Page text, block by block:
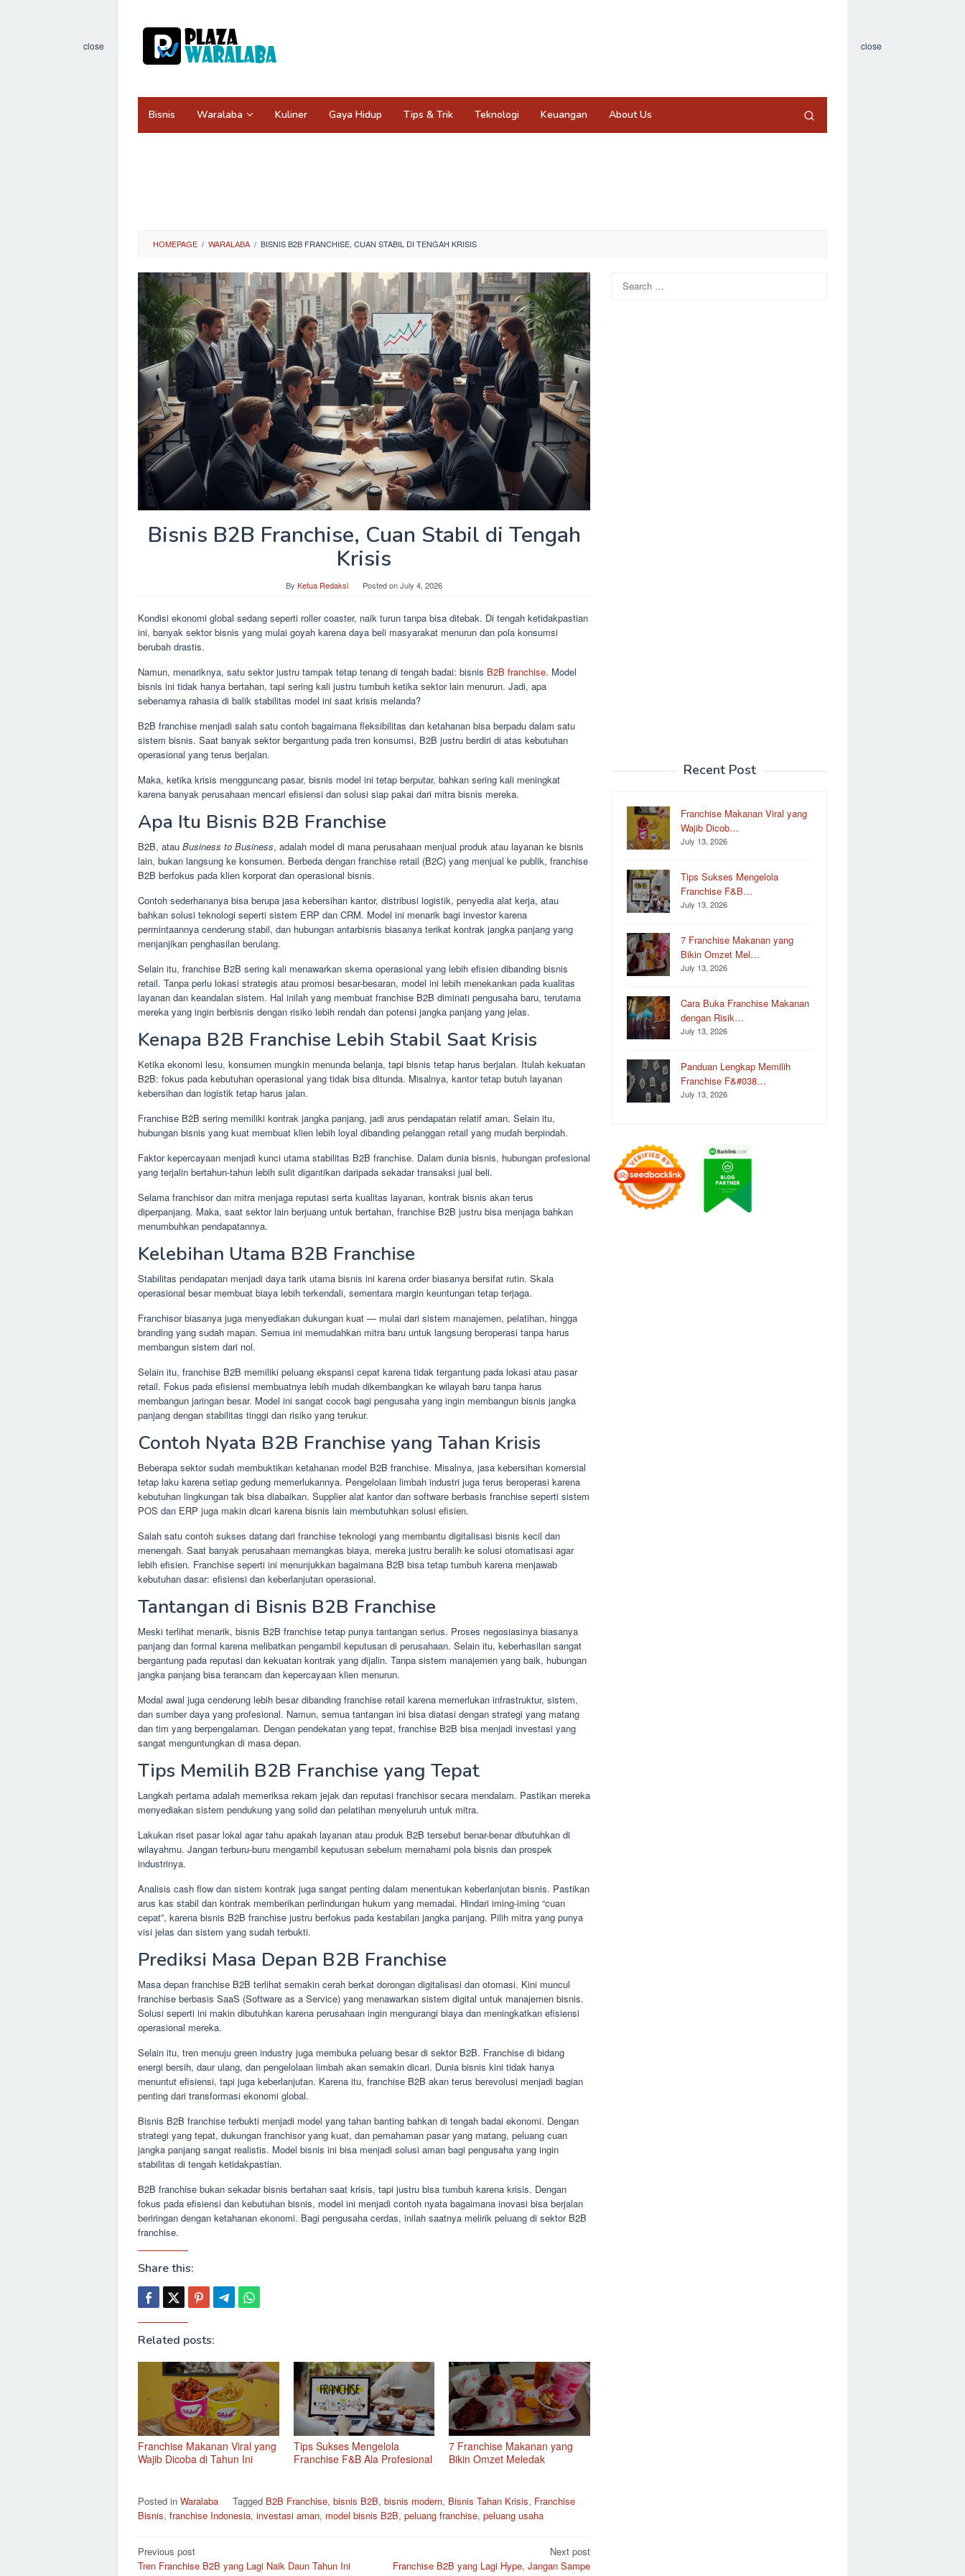
content
Bisnis Waralaba Kuliner Gaya Hidup Tips & Trik Teknologi Keuangan About Us
close close
HOMEPAGE / WARALABA / BISNIS B2B FRANCHISE, CUAN STABIL DI TENGAH KRISIS
Bisnis B2B Franchise, Cuan Stabil di Tengah
Krisis
By Ketua Redaksi Posted onJuly 4, 2026
Kondisi ekonomi global sedang seperti roller coaster, naik turun tanpa bisa ditebak. Di tengah ketidakpastian
ini, banyak sektor bisnis yang mulai goyah karena daya beli masyarakat menurun dan pola konsumsi
berubah drastis.
Namun, menariknya, satu sektor justru tampak tetap tenang di tengah badai: bisnis B2B franchise. Model
bisnis ini tidak hanya bertahan, tapi sering kali justru tumbuh ketika sektor lain menurun. Jadi, apa
sebenarnya rahasia di balik stabilitas model ini saat krisis melanda?
B2B franchise menjadi salah satu contoh bagaimana fleksibilitas dan ketahanan bisa berpadu dalam satu
sistem bisnis. Saat banyak sektor bergantung pada tren konsumsi, B2B justru berdiri di atas kebutuhan
operasional yang terus berjalan.
Maka, ketika krisis mengguncang pasar, bisnis model ini tetap berputar, bahkan sering kali meningkat
karena banyak perusahaan mencari efisiensi dan solusi siap pakai dari mitra bisnis mereka.
Apa Itu Bisnis B2B Franchise
B2B, atau Business to Business, adalah model di mana perusahaan menjual produk atau layanan ke bisnis
lain, bukan langsung ke konsumen. Berbeda dengan franchise retail (B2C) yang menjual ke publik, franchise
B2B berfokus pada klien korporat dan operasional bisnis.
Contoh sederhananya bisa berupa jasa kebersihan kantor, distribusi logistik, penyedia alat kerja, atau
bahkan solusi teknologi seperti sistem ERP dan CRM. Model ini menarik bagi investor karena
permintaannya cenderung stabil, dan hubungan antarbisnis biasanya terikat kontrak jangka panjang yang
menjanjikan penghasilan berulang.
Selain itu, franchise B2B sering kali menawarkan skema operasional yang lebih efisien dibanding bisnis
retail. Tanpa perlu lokasi strategis atau promosi besar-besaran, model ini lebih menekankan pada kualitas
layanan dan keandalan sistem. Hal inilah yang membuat franchise B2B diminati pengusaha baru, terutama
mereka yang ingin berbisnis dengan risiko lebih rendah dan potensi jangka panjang yang jelas.
Kenapa B2B Franchise Lebih Stabil Saat Krisis
Ketika ekonomi lesu, konsumen mungkin menunda belanja, tapi bisnis tetap harus berjalan. Itulah kekuatan
B2B: fokus pada kebutuhan operasional yang tidak bisa ditunda. Misalnya, kantor tetap butuh layanan
kebersihan dan logistik tetap harus jalan.
Franchise B2B sering memiliki kontrak jangka panjang, jadi arus pendapatan relatif aman. Selain itu,
hubungan bisnis yang kuat membuat klien lebih loyal dibanding pelanggan retail yang mudah berpindah.
Faktor kepercayaan menjadi kunci utama stabilitas B2B franchise. Dalam dunia bisnis, hubungan profesional
yang terjalin bertahun-tahun lebih sulit digantikan daripada sekadar transaksi jual beli.
Selama franchisor dan mitra menjaga reputasi serta kualitas layanan, kontrak bisnis akan terus
diperpanjang. Maka, saat sektor lain berjuang untuk bertahan, franchise B2B justru bisa menjaga bahkan
menumbuhkan pendapatannya.
Kelebihan Utama B2B Franchise
Stabilitas pendapatan menjadi daya tarik utama bisnis ini karena order biasanya bersifat rutin. Skala
operasional besar membuat biaya lebih terkendali, sementara margin keuntungan tetap terjaga.
Franchisor biasanya juga menyediakan dukungan kuat — mulai dari sistem manajemen, pelatihan, hingga
branding yang sudah mapan. Semua ini memudahkan mitra baru untuk langsung beroperasi tanpa harus
membangun sistem dari nol.
Selain itu, franchise B2B memiliki peluang ekspansi cepat karena tidak tergantung pada lokasi atau pasar
retail. Fokus pada efisiensi membuatnya lebih mudah dikembangkan ke wilayah baru tanpa harus
membangun jaringan besar. Model ini sangat cocok bagi pengusaha yang ingin membangun bisnis jangka
panjang dengan stabilitas tinggi dan risiko yang terukur.
Contoh Nyata B2B Franchise yang Tahan Krisis
Beberapa sektor sudah membuktikan ketahanan model B2B franchise. Misalnya, jasa kebersihan komersial
tetap laku karena setiap gedung memerlukannya. Pengelolaan limbah industri juga terus beroperasi karena
kebutuhan lingkungan tak bisa diabaikan. Supplier alat kantor dan software berbasis franchise seperti sistem
POS dan ERP juga makin dicari karena bisnis lain membutuhkan solusi efisien.
Salah satu contoh sukses datang dari franchise teknologi yang membantu digitalisasi bisnis kecil dan
menengah. Saat banyak perusahaan memangkas biaya, mereka justru beralih ke solusi otomatisasi agar
lebih efisien. Franchise seperti ini menunjukkan bagaimana B2B bisa tetap tumbuh karena menjawab
kebutuhan dasar: efisiensi dan keberlanjutan operasional.
Tantangan di Bisnis B2B Franchise
Meski terlihat menarik, bisnis B2B franchise tetap punya tantangan serius. Proses negosiasinya biasanya
panjang dan formal karena melibatkan pengambil keputusan di perusahaan. Selain itu, keberhasilan sangat
bergantung pada reputasi dan kekuatan kontrak yang dijalin. Tanpa sistem manajemen yang baik, hubungan
jangka panjang bisa terancam dan kepercayaan klien menurun.
Modal awal juga cenderung lebih besar dibanding franchise retail karena memerlukan infrastruktur, sistem,
dan sumber daya yang profesional. Namun, semua tantangan ini bisa diatasi dengan strategi yang matang
dan tim yang berpengalaman. Dengan pendekatan yang tepat, franchise B2B bisa menjadi investasi yang
sangat menguntungkan di masa depan.
Tips Memilih B2B Franchise yang Tepat
Langkah pertama adalah memeriksa rekam jejak dan reputasi franchisor secara mendalam. Pastikan mereka
menyediakan sistem pendukung yang solid dan pelatihan menyeluruh untuk mitra.
Lakukan riset pasar lokal agar tahu apakah layanan atau produk B2B tersebut benar-benar dibutuhkan di
wilayahmu. Jangan terburu-buru mengambil keputusan sebelum memahami pola bisnis dan prospek
industrinya.
Analisis cash flow dan sistem kontrak juga sangat penting dalam menentukan keberlanjutan bisnis. Pastikan
arus kas stabil dan kontrak memberikan perlindungan hukum yang memadai. Hindari iming-iming “cuan
cepat”, karena bisnis B2B franchise justru berfokus pada kestabilan jangka panjang. Pilih mitra yang punya
visi jelas dan sistem yang sudah terbukti.
Prediksi Masa Depan B2B Franchise
Masa depan franchise B2B terlihat semakin cerah berkat dorongan digitalisasi dan otomasi. Kini muncul
franchise berbasis SaaS (Software as a Service) yang menawarkan sistem digital untuk manajemen bisnis.
Solusi seperti ini makin dibutuhkan karena perusahaan ingin mengurangi biaya dan meningkatkan efisiensi
operasional mereka.
Selain itu, tren menuju green industry juga membuka peluang besar di sektor B2B. Franchise di bidang
energi bersih, daur ulang, dan pengelolaan limbah akan semakin dicari. Dunia bisnis kini tidak hanya
menuntut efisiensi, tapi juga keberlanjutan. Karena itu, franchise B2B akan terus berevolusi menjadi bagian
penting dari transformasi ekonomi global.
Bisnis B2B franchise terbukti menjadi model yang tahan banting bahkan di tengah badai ekonomi. Dengan
strategi yang tepat, dukungan franchisor yang kuat, dan pemahaman pasar yang matang, peluang cuan
jangka panjang sangat realistis. Model bisnis ini bisa menjadi solusi aman bagi pengusaha yang ingin
stabilitas di tengah ketidakpastian.
B2B franchise bukan sekadar bisnis bertahan saat krisis, tapi justru bisa tumbuh karena krisis. Dengan
fokus pada efisiensi dan kebutuhan bisnis, model ini menjadi contoh nyata bagaimana inovasi bisa berjalan
beriringan dengan ketahanan ekonomi. Bagi pengusaha cerdas, inilah saatnya melirik peluang di sektor B2B
franchise.
Share this:
Related posts:
Franchise Makanan Viral yang
Wajib Dicoba di Tahun Ini
Tips Sukses Mengelola
Franchise F&B Ala Profesional
7 Franchise Makanan yang
Bikin Omzet Meledak
Posted in Waralaba Tagged B2B Franchise, bisnis B2B, bisnis modern, Bisnis Tahan Krisis, Franchise
Bisnis, franchise Indonesia, investasi aman, model bisnis B2B, peluang franchise, peluang usaha
Post
Previous post
Tren Franchise B2B yang Lagi Naik Daun Tahun Ini
Next post
Franchise B2B yang Lagi Hype, Jangan Sampe
Search
for:
Recent Post
Franchise Makanan Viral yang
Wajib Dicob…
July 13, 2026
Tips Sukses Mengelola
Franchise F&B…
July 13, 2026
7 Franchise Makanan yang
Bikin Omzet Mel…
July 13, 2026
Cara Buka Franchise Makanan
dengan Risik…
July 13, 2026
Panduan Lengkap Memilih
Franchise F&#038…
July 13, 2026